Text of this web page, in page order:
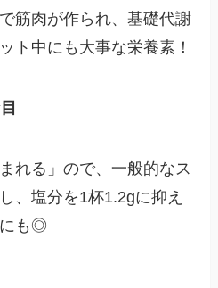
筋肉が作られ、基礎代謝
ト中にも大事な栄養素！
れる」ので、一般的なス
、塩分を1杯1.2gに抑え
にも◎